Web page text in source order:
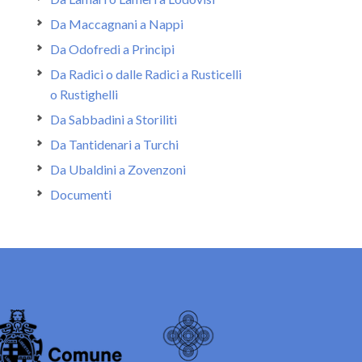
Da Maccagnani a Nappi
Da Odofredi a Principi
Da Radici o dalle Radici a Rusticelli
o Rustighelli
Da Sabbadini a Storiliti
Da Tantidenari a Turchi
Da Ubaldini a Zovenzoni
Documenti